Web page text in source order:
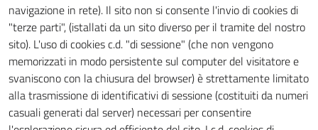
navigazione in rete). Il sito non si consente l'invio di cookies di
"terze parti", (istallati da un sito diverso per il tramite del nostro
sito). L'uso di cookies c.d. "di sessione" (che non vengono
memorizzati in modo persistente sul computer del visitatore e
svaniscono con la chiusura del browser) è strettamente limitato
alla trasmissione di identificativi di sessione (costituiti da numeri
casuali generati dal server) necessari per consentire